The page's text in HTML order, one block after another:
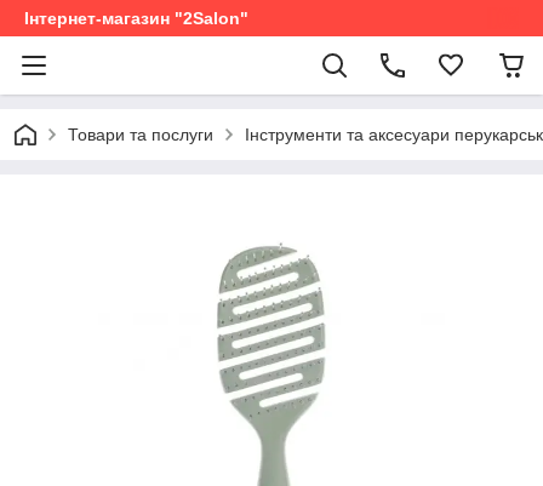
Інтернет-магазин "2Salon"
Товари та послуги Інструменти та аксесуари